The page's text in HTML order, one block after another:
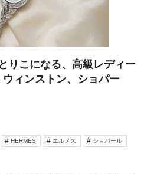
りこになる、高級レディー
ィンストン、ショパー
HERMES エルメス ショパール